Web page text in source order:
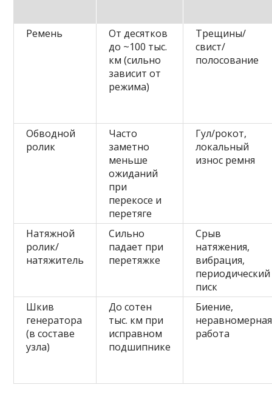
Ремень
От десятков
до ~100 тыс.
км (сильно
зависит от
режима)
Трещины/
свист/
полосование
Обводной
ролик
Часто
заметно
меньше
ожиданий
при
перекосе и
перетяге
Гул/рокот,
локальный
износ ремня
Натяжной
ролик/
натяжитель
Сильно
падает при
перетяжке
Срыв
натяжения,
вибрация,
периодический
писк
Шкив
генератора
(в составе
узла)
До сотен
тыс. км при
исправном
подшипнике
Биение,
неравномерная
работа